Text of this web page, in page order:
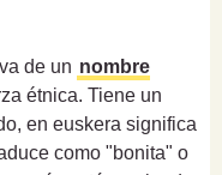
de un nombre
étnica. Tiene un
en euskera significa
como "bonita" o